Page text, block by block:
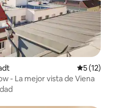
5 (12)
- La mejor vista de Viena